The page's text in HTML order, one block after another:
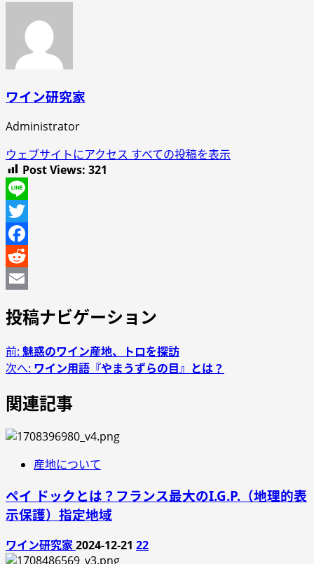
ワイン研究家
Administrator
ウェブサイトにアクセス すべての投稿を表示
Post Views: 321
Line
Twitter
Facebook
Reddit
投稿ナビゲーション
前: 魅惑のワイン産地、トロを探訪
次へ: ワイン用語『やまうずらの目』とは？
関連記事
産地について
ペイ ドックとは？フランス最大のI.G.P.（地理的表
示保護）指定地域
ワイン研究家2024-12-21 22